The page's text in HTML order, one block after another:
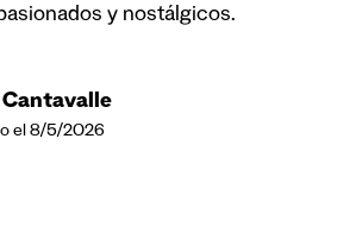
y nostálgicos.
el 8/5/2026